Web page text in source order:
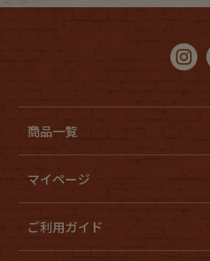
商品一覧
マイページ
ご利用ガイド